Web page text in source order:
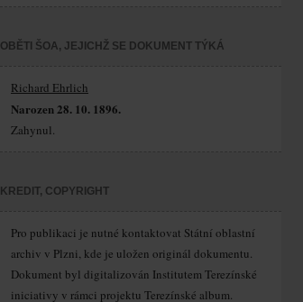
OBĚTI ŠOA, JEJICHŽ SE DOKUMENT TÝKÁ
Richard Ehrlich
Narozen 28. 10. 1896.
Zahynul.
KREDIT, COPYRIGHT
Pro publikaci je nutné kontaktovat Státní oblastní
archiv v Plzni, kde je uložen originál dokumentu.
Dokument byl digitalizován Institutem Terezínské
iniciativy v rámci projektu Terezínské album.